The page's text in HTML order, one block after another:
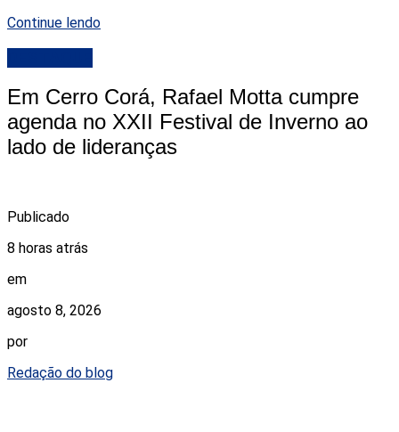
Continue lendo
Em Cerro Corá, Rafael Motta cumpre
agenda no XXII Festival de Inverno ao
lado de lideranças
Publicado
8 horas atrás
em
agosto 8, 2026
por
Redação do blog